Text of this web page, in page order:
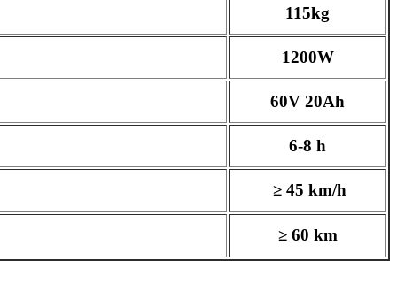
115kg
1200W
60V 20Ah
6-8 h
≥ 45 km/h
≥ 60 km